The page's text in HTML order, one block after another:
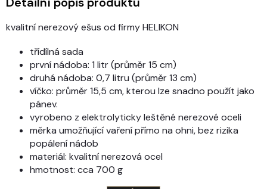
kvalitní nerezový ešus od firmy HELIKON
třídílná sada
první nádoba: 1 litr (průměr 15 cm)
druhá nádoba: 0,7 litru (průměr 13 cm)
víčko: průměr 15,5 cm, kterou lze snadno použít jako
pánev.
vyrobeno z elektrolyticky leštěné nerezové oceli
měrka umožňující vaření přímo na ohni, bez rizika
popálení nádob
materiál: kvalitní nerezová ocel
hmotnost: cca 700 g